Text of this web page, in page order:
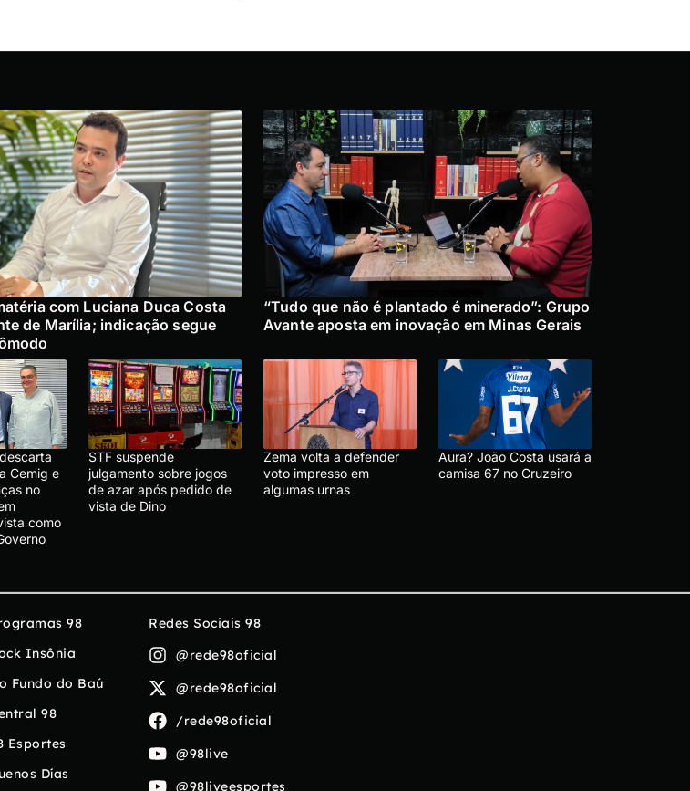
com Luciana Duca Costa
de Marília; indicação segue
“Tudo que não é plantado é minerado”: Grupo
Avante aposta em inovação em Minas Gerais
Cemig e
no
como
STF suspende
julgamento sobre jogos
de azar após pedido de
vista de Dino
Zema volta a defender
voto impresso em
algumas urnas
Aura? João Costa usará a
camisa 67 no Cruzeiro
98
Insônia
Fundo do Baú
98
Esportes
Días
Redes Sociais 98
@rede98oficial
@rede98oficial
/rede98oficial
@98live
@98liveesportes